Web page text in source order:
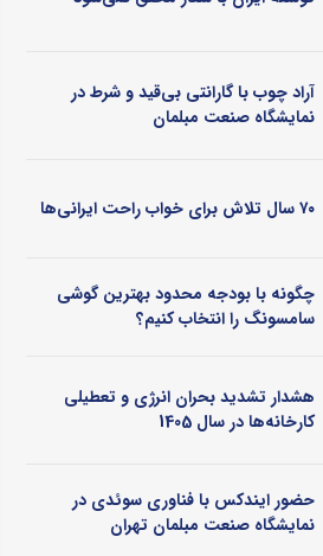
آراد چوب با گارانتی بی‌قید و شرط در
نمایشگاه صنعت مبلمان
۷۰ سال تلاش برای خواب راحت ایرانی‌ها
چگونه با بودجه محدود بهترین گوشی
سامسونگ را انتخاب کنیم؟
هشدار تشدید بحران انرژی و تعطیلی
کارخانه‌ها در سال 1405
حضور ایندکس با فناوری سوئدی در
نمایشگاه صنعت مبلمان تهران